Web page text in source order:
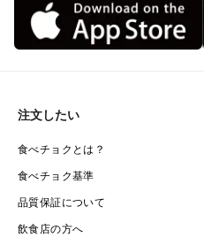
注文したい
食べチョクとは？
食べチョク基準
品質保証について
飲食店の方へ